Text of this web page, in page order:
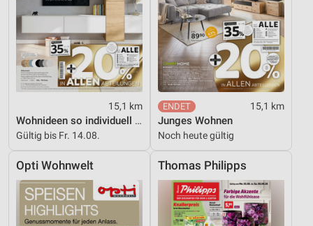
15,1 km
Wohnideen so individuell wie du!
Gültig bis Fr. 14.08.
15,1 km
Junges Wohnen
Noch heute gültig
Opti Wohnwelt Thomas Philipps
Werbung